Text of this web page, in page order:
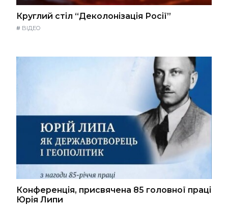
Круглий стіл “Деколонізація Росії”
# ВІДЕО
Конференція, присвячена 85 головної праці
Юрія Липи